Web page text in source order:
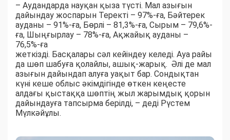
– Аудандарда науқан қыза түсті. Мал азығын
дайындау жоспарын Теректі – 97%-ға, Бәйтерек
ауданы – 91%-ға, Бөрлі – 81,3%-ға, Сырым – 79,6%-
ға, Шыңғырлау – 78%-ға, Ақжайық ауданы –
76,5%-ға
жеткізді. Басқалары сәл кейіндеу келеді. Ауа райы
да шөп шабуға қолайлы, ашық-жарық. Әлі де мал
азығын дайындап алуға уақыт бар. Сондықтан
күні кеше облыс әкімдігінде өткен кеңесте
алдағы қыстаққа шөптің жыл жарымдық қорын
дайындауға тапсырма берілді, – деді Рүстем
Мүлкәйұлы.